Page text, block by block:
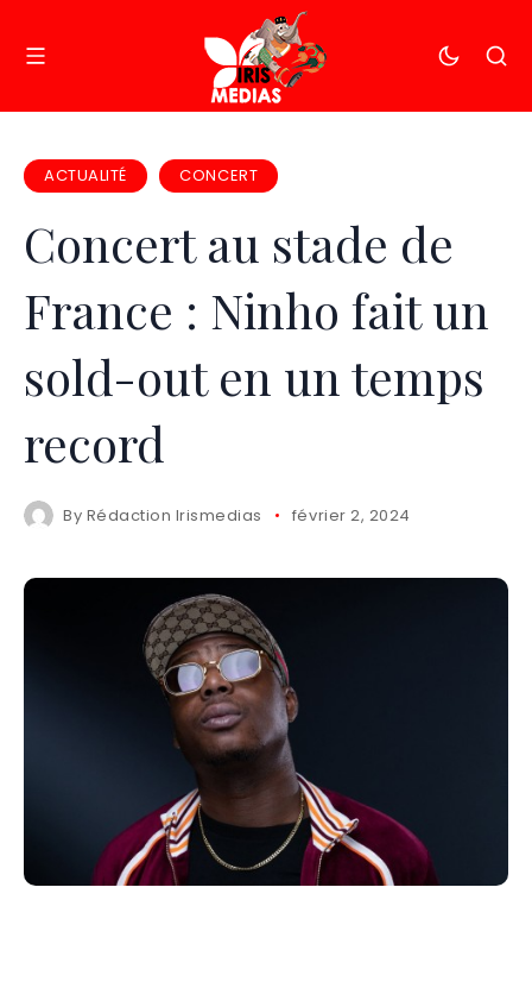
ACTUALITÉ CONCERT
Concert au stade de
France : Ninho fait un
sold-out en un temps
record
By Rédaction Irismedias février 2, 2024